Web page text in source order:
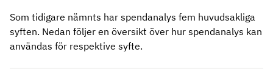
Som tidigare nämnts har spendanalys fem huvudsakliga
syften. Nedan följer en översikt över hur spendanalys kan
användas för respektive syfte.